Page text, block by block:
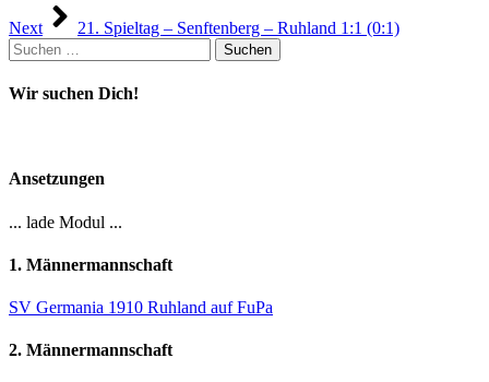
Next
21. Spieltag – Senftenberg – Ruhland 1:1 (0:1)
Suchen
nach:
Wir suchen Dich!
Ansetzungen
... lade Modul ...
1. Männermannschaft
SV Germania 1910 Ruhland auf FuPa
2. Männermannschaft